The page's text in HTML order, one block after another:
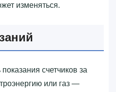
изменяться.
счетчиков за
или газ —